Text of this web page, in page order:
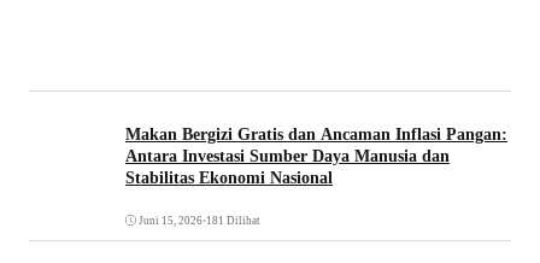
Makan Bergizi Gratis dan Ancaman Inflasi Pangan:
Antara Investasi Sumber Daya Manusia dan
Stabilitas Ekonomi Nasional
Juni 15, 2026•181 Dilihat